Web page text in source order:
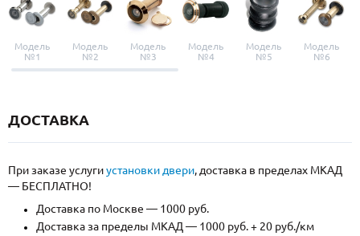
Модель
№1
Модель
№2
Модель
№3
Модель
№4
Модель
№5
Модель
№6
ДОСТАВКА
При заказе услугиустановки двери, доставка в пределах МКАД
— БЕСПЛАТНО!
Доставка по Москве — 1000 руб.
Доставка за пределы МКАД — 1000 руб. + 20 руб./км